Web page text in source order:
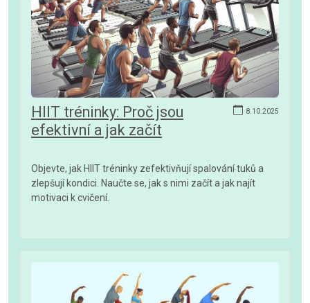
8.10.2025
HIIT tréninky: Proč jsou
efektivní a jak začít
Objevte, jak HIIT tréninky zefektivňují spalování tuků a
zlepšují kondici. Naučte se, jak s nimi začít a jak najít
motivaci k cvičení.